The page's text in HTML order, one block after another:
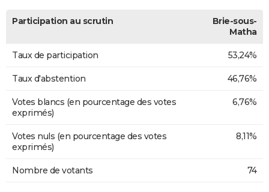
Participation au scrutin
Brie-sous-
Matha
Taux de participation 53,24%
Taux d'abstention 46,76%
Votes blancs (en pourcentage des votes
exprimés)
6,76%
Votes nuls (en pourcentage des votes
exprimés)
8,11%
Nombre de votants 74